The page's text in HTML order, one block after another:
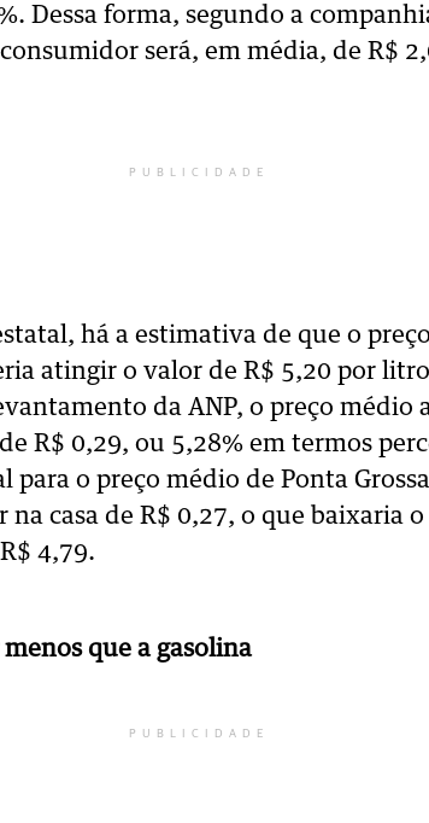
Dessa forma, segundo a
será, em média, de R$
PUBLICIDADE
há a estimativa de que o
atingir o valor de R$ 5,20 por
da ANP, o preço médio
R$ 0,29, ou 5,28% em termos
para o preço médio de Ponta
na casa de R$ 0,27, o que baixaria
4,79.
que a gasolina
PUBLICIDADE